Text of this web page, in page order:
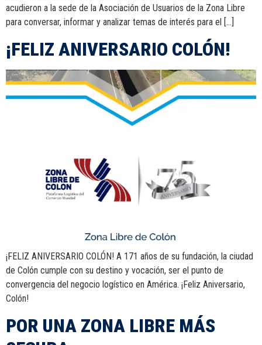
acudieron a la sede de la Asociación de Usuarios de la Zona Libre
para conversar, informar y analizar temas de interés para el […]
¡FELIZ ANIVERSARIO COLÓN!
¡FELIZ ANIVERSARIO COLÓN! A 171 años de su fundación, la ciudad
de Colón cumple con su destino y vocación, ser el punto de
convergencia del negocio logístico en América. ¡Feliz Aniversario,
Colón!
POR UNA ZONA LIBRE MÁS